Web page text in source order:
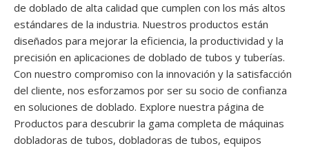
de doblado de alta calidad que cumplen con los más altos
estándares de la industria. Nuestros productos están
diseñados para mejorar la eficiencia, la productividad y la
precisión en aplicaciones de doblado de tubos y tuberías.
Con nuestro compromiso con la innovación y la satisfacción
del cliente, nos esforzamos por ser su socio de confianza
en soluciones de doblado. Explore nuestra página de
Productos para descubrir la gama completa de máquinas
dobladoras de tubos, dobladoras de tubos, equipos